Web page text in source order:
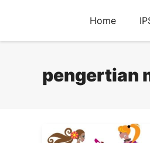
Home
pengertian